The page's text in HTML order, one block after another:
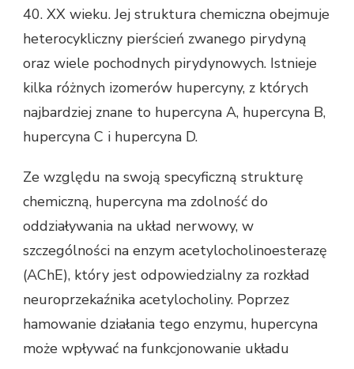
40. XX wieku. Jej struktura chemiczna obejmuje
heterocykliczny pierścień zwanego pirydyną
oraz wiele pochodnych pirydynowych. Istnieje
kilka różnych izomerów hupercyny, z których
najbardziej znane to hupercyna A, hupercyna B,
hupercyna C i hupercyna D.
Ze względu na swoją specyficzną strukturę
chemiczną, hupercyna ma zdolność do
oddziaływania na układ nerwowy, w
szczególności na enzym acetylocholinoesterazę
(AChE), który jest odpowiedzialny za rozkład
neuroprzekaźnika acetylocholiny. Poprzez
hamowanie działania tego enzymu, hupercyna
może wpływać na funkcjonowanie układu